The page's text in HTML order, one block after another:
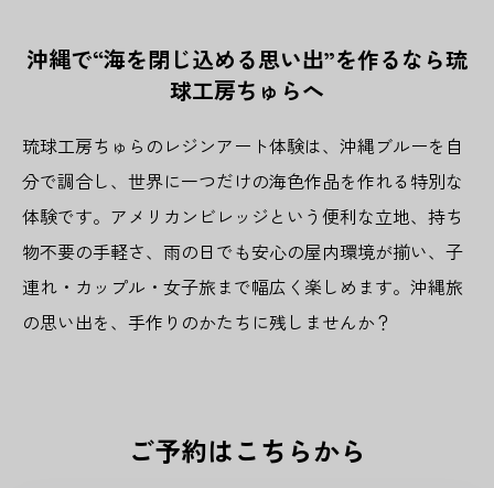
沖縄で“海を閉じ込める思い出”を作るなら琉
球工房ちゅらへ
琉球工房ちゅらのレジンアート体験は、沖縄ブルーを自
分で調合し、世界に一つだけの海色作品を作れる特別な
体験です。アメリカンビレッジという便利な立地、持ち
物不要の手軽さ、雨の日でも安心の屋内環境が揃い、子
連れ・カップル・女子旅まで幅広く楽しめます。沖縄旅
の思い出を、手作りのかたちに残しませんか？
ご予約はこちらから